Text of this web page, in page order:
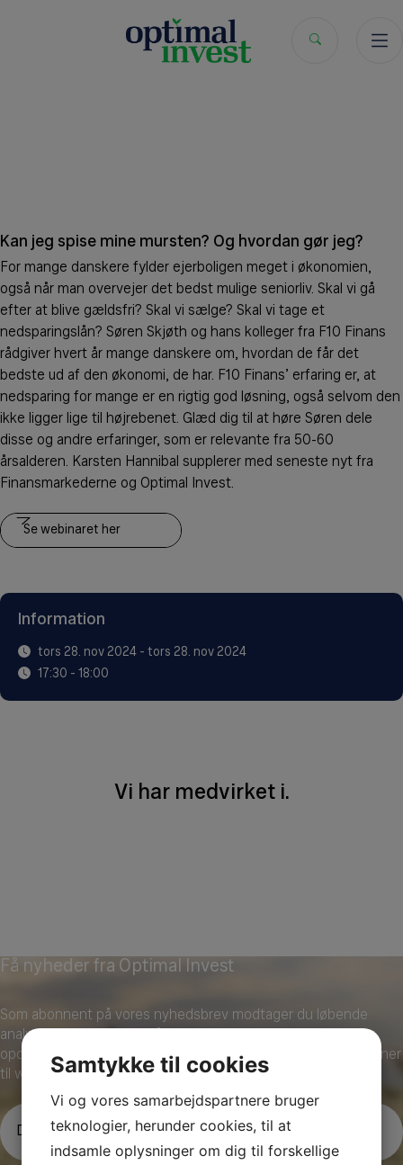
Kan jeg spise mine mursten? Og hvordan gør jeg?
For mange danskere fylder ejerboligen meget i økonomien,
også når man overvejer det bedst mulige seniorliv. Skal vi gå
efter at blive gældsfri? Skal vi sælge? Skal vi tage et
nedsparingslån? Søren Skjøth og hans kolleger fra F10 Finans
rådgiver hvert år mange danskere om, hvordan de får det
bedste ud af den økonomi, de har. F10 Finans’ erfaring er, at
nedsparing for mange er en rigtig god løsning, også selvom den
ikke ligger lige til højrebenet. Glæd dig til at høre Søren dele
disse og andre erfaringer, som er relevante fra 50-60
årsalderen. Karsten Hannibal supplerer med seneste nyt fra
Finansmarkederne og Optimal Invest.
Se webinaret her
Information
tors 28. nov 2024 - tors 28. nov 2024
17:30 - 18:00
Vi har medvirket i.
Få nyheder fra Optimal Invest
Som abonnent på vores nyhedsbrev modtager du løbende
analyser af situationen på de finansielle markeder incl.
opdateringer om vores investeringsforeninger. Samt invitationer
til webinarer og investormøder.
N
a
v
Samtykke til cookies
Vi og vores samarbejdspartnere bruger
teknologier, herunder cookies, til at
indsamle oplysninger om dig til forskellige